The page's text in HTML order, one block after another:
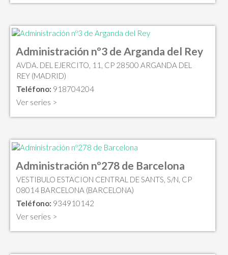
Administración nº3 de Arganda del Rey
AVDA. DEL EJERCITO, 11, CP 28500 ARGANDA DEL
REY (MADRID)
Teléfono: 918704204
Ver series >
Administración nº278 de Barcelona
VESTIBULO ESTACION CENTRAL DE SANTS, S/N, CP
08014 BARCELONA (BARCELONA)
Teléfono: 934910142
Ver series >